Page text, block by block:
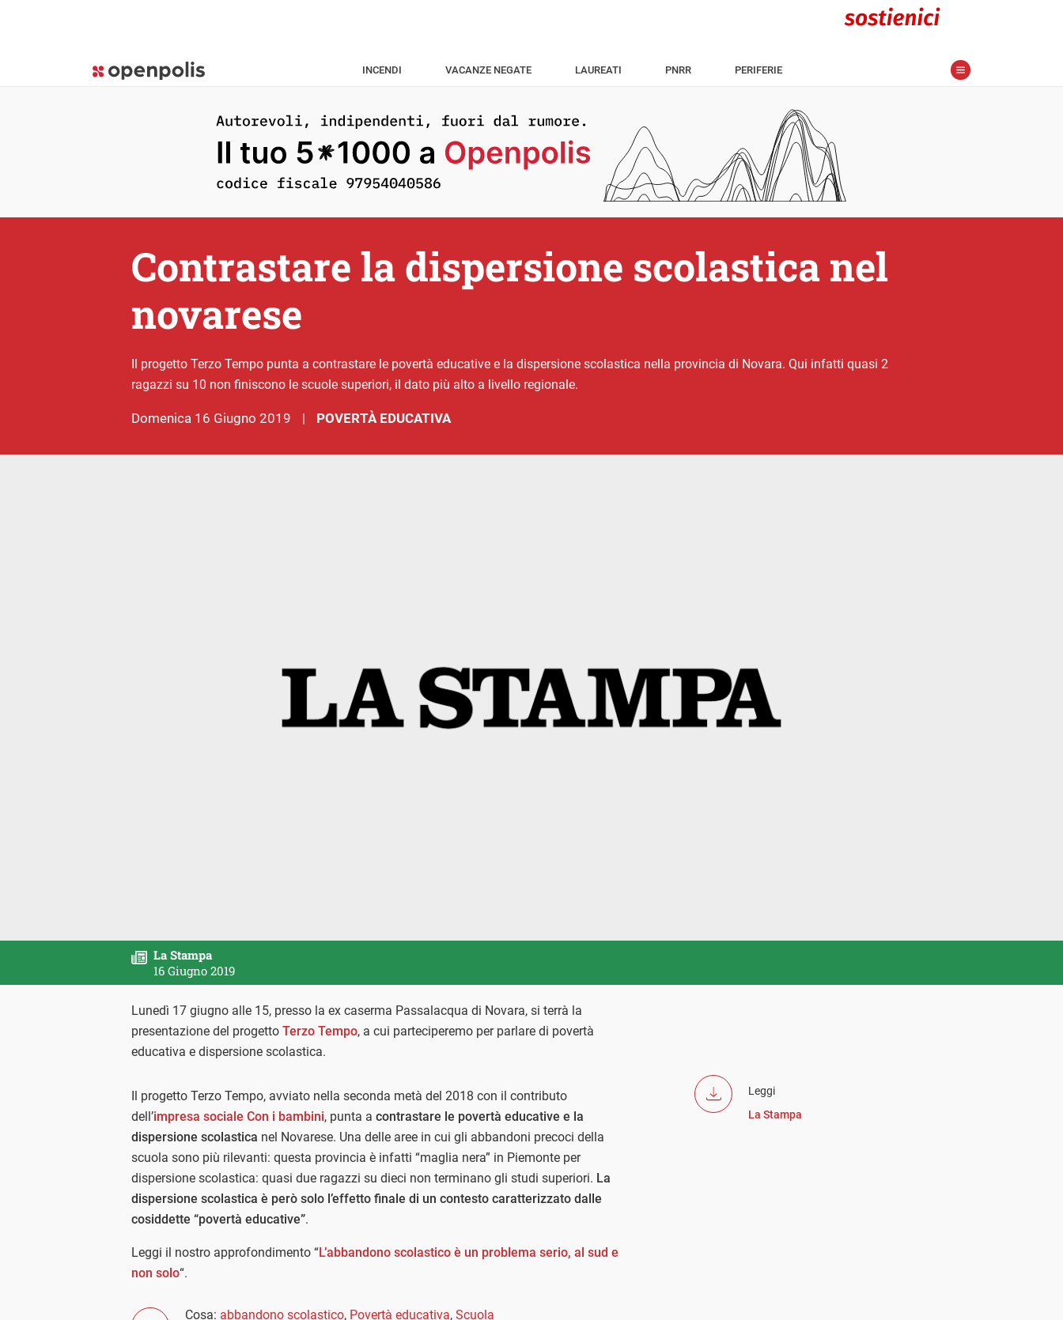
INCENDI VACANZE NEGATE LAUREATI PNRR PERIFERIE
Contrastare la dispersione scolastica nel
novarese
Il progetto Terzo Tempo punta a contrastare le povertà educative e la dispersione scolastica nella provincia di Novara. Qui infatti quasi 2
ragazzi su 10 non finiscono le scuole superiori, il dato più alto a livello regionale.
domenica 16 Giugno 2019 | POVERTÀ EDUCATIVA
La Stampa
16 Giugno 2019
Lunedì 17 giugno alle 15, presso la ex caserma Passalacqua di Novara, si terrà la
presentazione del progetto Terzo Tempo, a cui parteciperemo per parlare di povertà
educativa e dispersione scolastica.
Leggi
La Stampa
Il progetto Terzo Tempo, avviato nella seconda metà del 2018 con il contributo
dell’impresa sociale Con i bambini, punta a contrastare le povertà educative e la
dispersione scolastica nel Novarese. Una delle aree in cui gli abbandoni precoci della
scuola sono più rilevanti: questa provincia è infatti “maglia nera” in Piemonte per
dispersione scolastica: quasi due ragazzi su dieci non terminano gli studi superiori. La
dispersione scolastica è però solo l’effetto finale di un contesto caratterizzato dalle
cosiddette “povertà educative”.
Leggi il nostro approfondimento “L’abbandono scolastico è un problema serio, al sud e
non solo“.
Cosa: abbandono scolastico, Povertà educativa, Scuola